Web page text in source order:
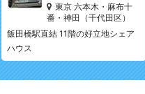
東京 六本木・麻布十
番・神田（千代田区）
飯田橋駅直結 11階の好立地シェア
ハウス